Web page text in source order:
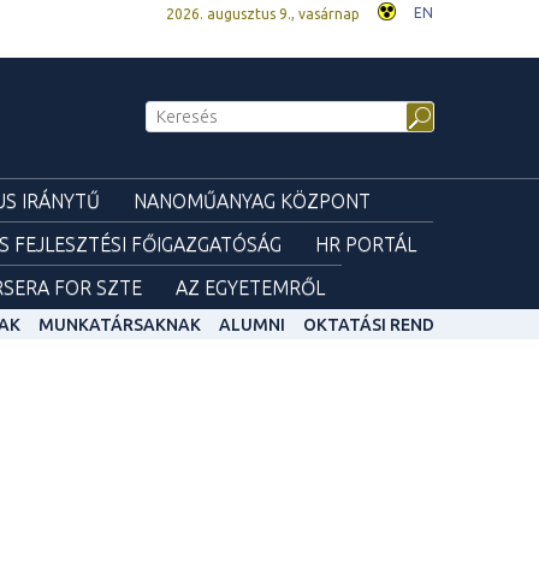
2026. augusztus 9., vasárnap EN
IRÁNYTŰ
NANOMŰANYAG KÖZPONT
FEJLESZTÉSI FŐIGAZGATÓSÁG
HR PORTÁL
FOR SZTE AZ EGYETEMRŐL
MUNKATÁRSAKNAK ALUMNI OKTATÁSI REND